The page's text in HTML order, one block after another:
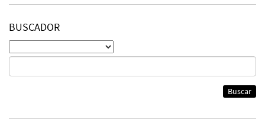
BUSCADOR
Buscar